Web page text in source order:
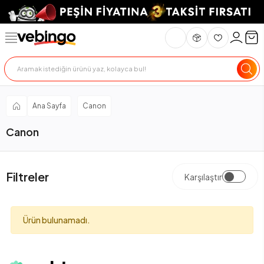
Ana Sayfa Canon
Canon
Filtreler Karşılaştır
Ürün bulunamadı.